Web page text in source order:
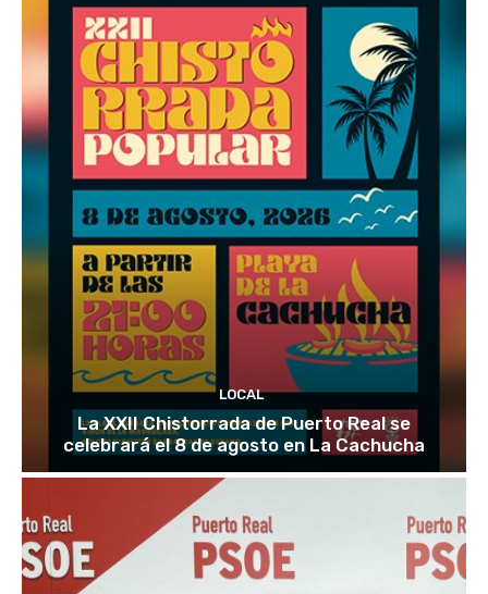
LOCAL
La XXII Chistorrada de Puerto Real se
celebrará el 8 de agosto en La Cachucha